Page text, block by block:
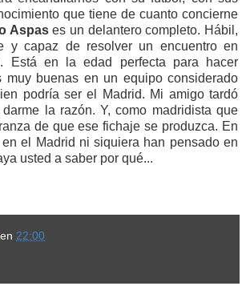
que tiene de cuanto concierne
Aspases un delantero completo. Hábil,
y capaz de resolver un encuentro en
Está en la edad perfecta para hacer
muy buenas en un equipo considerado
podría ser el Madrid. Mi amigo tardó
la razón. Y, como madridista que
de que ese fichaje se produzca. En
el Madrid ni siquiera han pensado en
usted a saber por qué...
en 22:00